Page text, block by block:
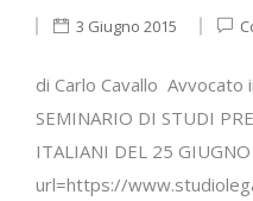
3 Giugno 2015
di Carlo Cavallo
SEMINARIO DI STUDI
ITALIANI DEL 25
url=https://